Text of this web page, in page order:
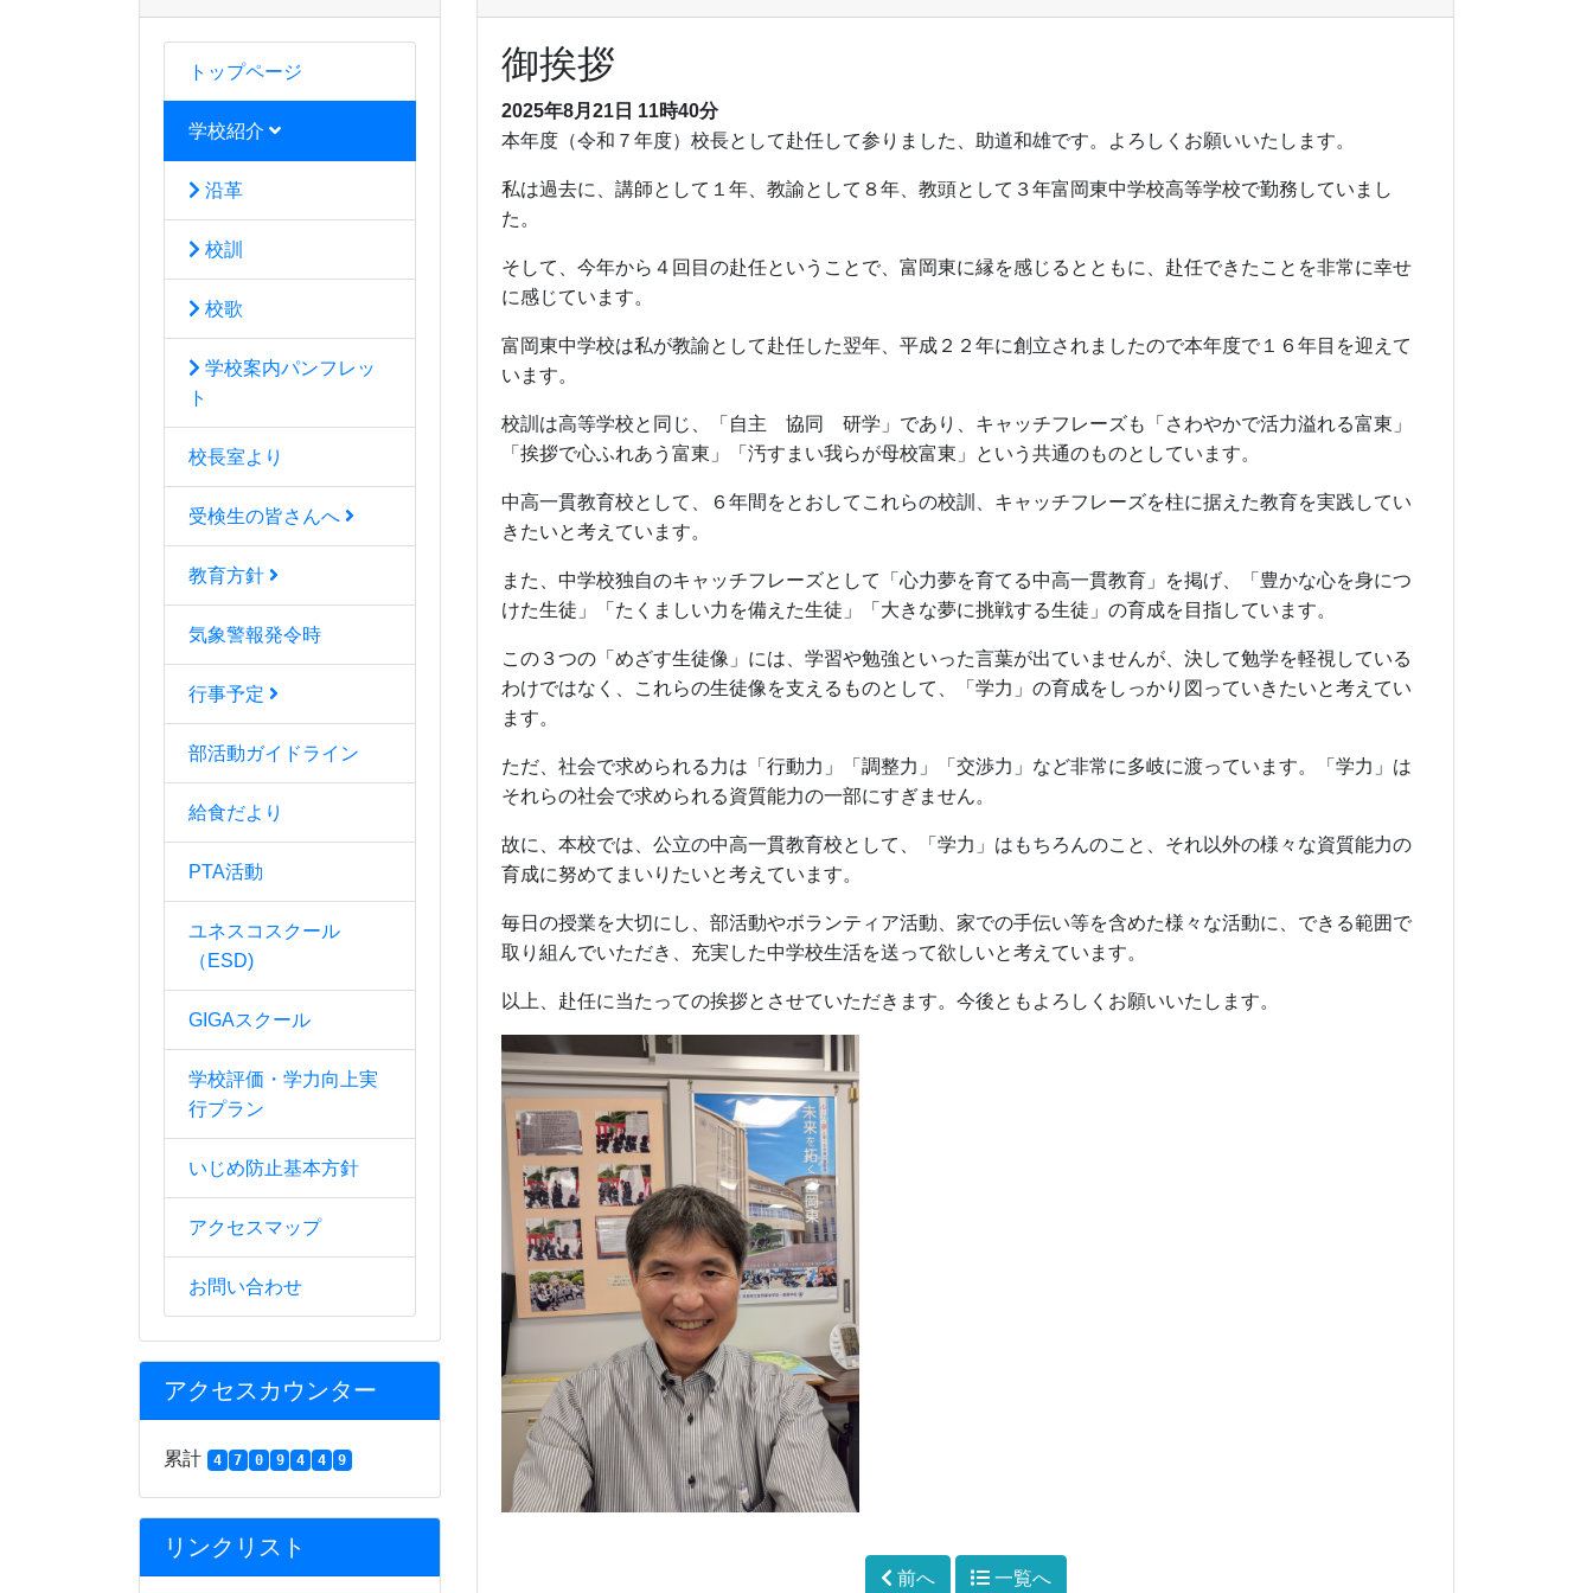
トップページ
学校紹介
沿革
校訓
校歌
学校案内パンフレッ
ト
校長室より
受検生の皆さんへ
教育方針
気象警報発令時
行事予定
部活動ガイドライン
給食だより
PTA活動
ユネスコスクール
（ESD)
GIGAスクール
学校評価・学力向上実
行プラン
いじめ防止基本方針
アクセスマップ
お問い合わせ
アクセスカウンター
累計 4 7 0 9 4 4 9
リンクリスト
御挨拶
2025年8月21日 11時40分
本年度（令和７年度）校長として赴任して参りました、助道和雄です。よろしくお願いいたします。
私は過去に、講師として１年、教諭として８年、教頭として３年富岡東中学校高等学校で勤務していまし
た。
そして、今年から４回目の赴任ということで、富岡東に縁を感じるとともに、赴任できたことを非常に幸せ
に感じています。
富岡東中学校は私が教諭として赴任した翌年、平成２２年に創立されましたので本年度で１６年目を迎えて
います。
校訓は高等学校と同じ、「自主 協同 研学」であり、キャッチフレーズも「さわやかで活力溢れる富東」
「挨拶で心ふれあう富東」「汚すまい我らが母校富東」という共通のものとしています。
中高一貫教育校として、６年間をとおしてこれらの校訓、キャッチフレーズを柱に据えた教育を実践してい
きたいと考えています。
また、中学校独自のキャッチフレーズとして「心力夢を育てる中高一貫教育」を掲げ、「豊かな心を身につ
けた生徒」「たくましい力を備えた生徒」「大きな夢に挑戦する生徒」の育成を目指しています。
この３つの「めざす生徒像」には、学習や勉強といった言葉が出ていませんが、決して勉学を軽視している
わけではなく、これらの生徒像を支えるものとして、「学力」の育成をしっかり図っていきたいと考えてい
ます。
ただ、社会で求められる力は「行動力」「調整力」「交渉力」など非常に多岐に渡っています。「学力」は
それらの社会で求められる資質能力の一部にすぎません。
故に、本校では、公立の中高一貫教育校として、「学力」はもちろんのこと、それ以外の様々な資質能力の
育成に努めてまいりたいと考えています。
毎日の授業を大切にし、部活動やボランティア活動、家での手伝い等を含めた様々な活動に、できる範囲で
取り組んでいただき、充実した中学校生活を送って欲しいと考えています。
以上、赴任に当たっての挨拶とさせていただきます。今後ともよろしくお願いいたします。
前へ 一覧へ